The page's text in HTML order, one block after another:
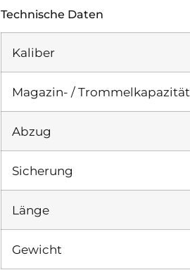
Technische Daten
Kaliber
Magazin- / Trommelkapazität
Abzug
Sicherung
Länge
Gewicht